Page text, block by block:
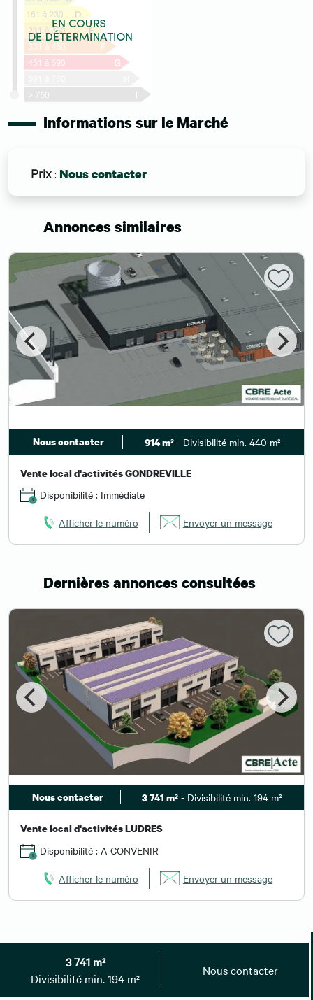
Informations sur le Marché
Prix: Nous contacter
3 741 m²
Divisibilité min. 194 m²
Nous contacter
Annonces similaires
Nous contacter 914 m² - Divisibilité min. 440 m²
Vente local d'activités GONDREVILLE
Disponibilité : Immédiate
Afficher le numéro Envoyer un message
Dernières annonces consultées
Nous contacter 3 741 m²- Divisibilité min. 194 m²
Vente local d'activités LUDRES
Disponibilité : A CONVENIR
Afficher le numéro Envoyer un message
Besoin de plus d'informations ?
Contactez-nous